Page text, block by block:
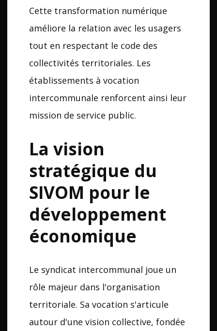
Cette transformation numérique
améliore la relation avec les usagers
tout en respectant le code des
collectivités territoriales. Les
établissements à vocation
intercommunale renforcent ainsi leur
mission de service public.
La vision
stratégique du
SIVOM pour le
développement
économique
Le syndicat intercommunal joue un
rôle majeur dans l'organisation
territoriale. Sa vocation s'articule
autour d'une vision collective, fondée